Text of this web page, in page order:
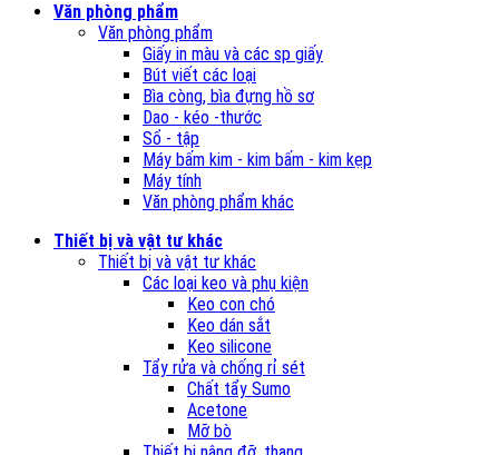
Văn phòng phẩm
Văn phòng phẩm
Giấy in màu và các sp giấy
Bút viết các loại
Bìa còng, bìa đựng hồ sơ
Dao - kéo -thước
Sổ - tập
Máy bấm kim - kim bấm - kim kẹp
Máy tính
Văn phòng phẩm khác
Thiết bị và vật tư khác
Thiết bị và vật tư khác
Các loại keo và phụ kiện
Keo con chó
Keo dán sắt
Keo silicone
Tẩy rửa và chống rỉ sét
Chất tẩy Sumo
Acetone
Mỡ bò